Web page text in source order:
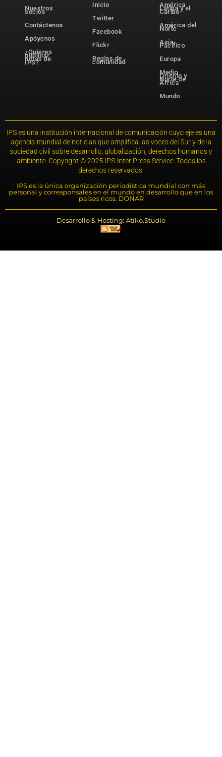
Nuestros
socios
Contáctenos
Apóyenos
¿Quieres
publicar
notas de
IPS?
Inicio
Twitter
Facebook
Flickr
Reglas de
comunidad
América
Latina y el
Caribe
América del
Norte
Asia-
Pacífico
Europa
Medio
Oriente y
Norte de
África
Mundo
IPS es una institución internacional de comunicación cuyo eje es una
agencia mundial de noticias que amplifica las voces del Sur y de la
sociedad civil sobre desarrollo, globalización, derechos humanos y
ambiente. Copyright © 2025 IPS-Inter Press Service. Todos los
derechos reservados.
IPS es la única organización periodística mundial con más
personal y corresponsales en el mundo en desarrollo que en los
países ricos. DONAR
Desarrollo & Hosting: Atiko.Studio